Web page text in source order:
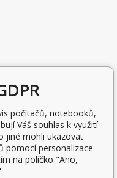
počítačů, notebooků,
Váš souhlas k využití
jiné mohli ukazovat
pomocí personalizace
na políčko "Ano,